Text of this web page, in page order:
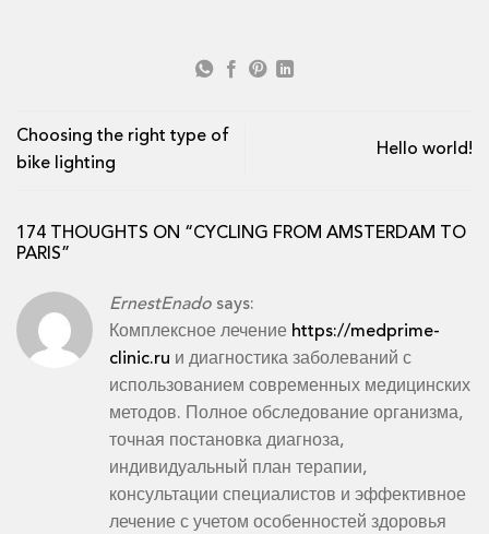
Choosing the right type of
bike lighting
Hello world!
174 THOUGHTS ON “CYCLING FROM AMSTERDAM TO
PARIS”
ErnestEnado says:
Комплексное лечение https://medprime-
clinic.ru и диагностика заболеваний с
использованием современных медицинских
методов. Полное обследование организма,
точная постановка диагноза,
индивидуальный план терапии,
консультации специалистов и эффективное
лечение с учетом особенностей здоровья